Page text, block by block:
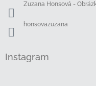
Zuzana Honsová -
honsovazuzana
Instagram